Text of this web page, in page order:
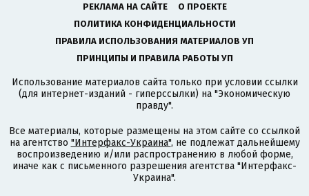
РЕКЛАМА НА САЙТЕ
О ПРОЕКТЕ
ПОЛИТИКА КОНФИДЕНЦИАЛЬНОСТИ
ПРАВИЛА ИСПОЛЬЗОВАНИЯ МАТЕРИАЛОВ УП
ПРИНЦИПЫ И ПРАВИЛА РАБОТЫ УП
Использование материалов сайта только при условии ссылки
(для интернет-изданий - гиперссылки) на "Экономическую
правду".
Все материалы, которые размещены на этом сайте со ссылкой
на агентство "Интерфакс-Украина", не подлежат дальнейшему
воспроизведению и/или распространению в любой форме,
иначе как с письменного разрешения агентства "Интерфакс-
Украина".